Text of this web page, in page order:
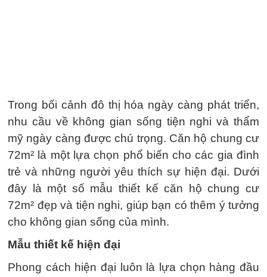
Trong bối cảnh đô thị hóa ngày càng phát triển,
nhu cầu về không gian sống tiện nghi và thẩm
mỹ ngày càng được chú trọng. Căn hộ chung cư
72m² là một lựa chọn phổ biến cho các gia đình
trẻ và những người yêu thích sự hiện đại. Dưới
đây là một số mẫu thiết kế căn hộ chung cư
72m² đẹp và tiện nghi, giúp bạn có thêm ý tưởng
cho không gian sống của mình.
Mẫu thiết kế hiện đại
Phong cách hiện đại luôn là lựa chọn hàng đầu